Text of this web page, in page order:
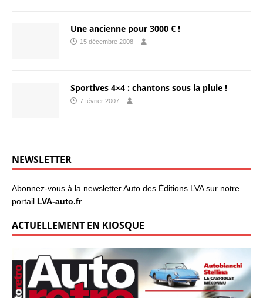
Une ancienne pour 3000 € !
15 décembre 2008
Sportives 4×4 : chantons sous la pluie !
7 février 2007
NEWSLETTER
Abonnez-vous à la newsletter Auto des Éditions LVA sur notre
portail LVA-auto.fr
ACTUELLEMENT EN KIOSQUE